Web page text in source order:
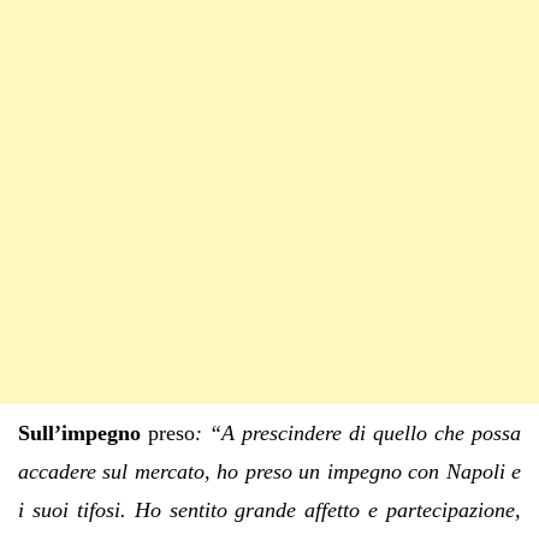
Sull’impegno preso: “A prescindere di quello che possa
accadere sul mercato, ho preso un impegno con Napoli e
i suoi tifosi. Ho sentito grande affetto e partecipazione,